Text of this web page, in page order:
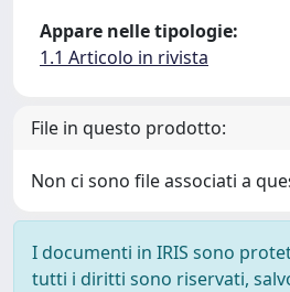
Appare nelle tipologie:
1.1 Articolo in rivista
File in questo prodotto:
Non ci sono file associati a
I documenti in IRIS sono
tutti i diritti sono riservati,